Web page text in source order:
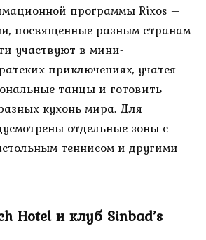
программы Rixos –
посвященные разным странам
участвуют в мини-
приключениях, учатся
танцы и готовить
кухонь мира. Для
отдельные зоны с
теннисом и другими
Hotel и клуб Sinbad’s